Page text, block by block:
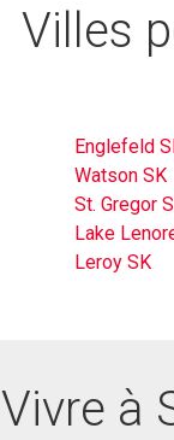
Villes
Englefeld
Watson SK
St. Gregor
Lake
Leroy SK
Vivre à